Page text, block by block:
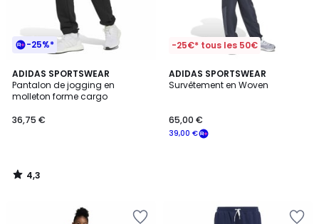
-25%*
ADIDAS SPORTSWEAR
Pantalon de jogging en
molleton forme cargo
€.
36,75 €
4,3
/ 5
4,3
/
-25€* tous les 50€
ADIDAS SPORTSWEAR
Survêtement en Woven
39,00 €
65,00 €